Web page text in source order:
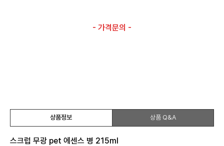
- 가격문의 -
상품정보 상품 Q&A
스크럽 무광 pet 에센스 병 215ml